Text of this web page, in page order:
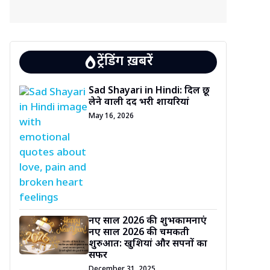
ट्रेंडिंग ख़बरें
Sad Shayari in Hindi: दिल छू
लेने वाली दर्द भरी शायरियां
May 16, 2026
नए साल 2026 की शुभकामनाएं
नए साल 2026 की चमकती
शुरुआत: खुशियां और सपनों का
सफर